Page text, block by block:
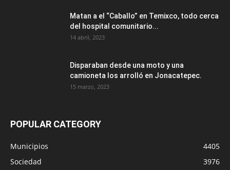
Matan a el “Caballo” en Temixco, todo cerca
del hospital comunitario...
14 abril, 2023
Disparaban desde una moto y una
camioneta los arrolló en Jonacatepec.
15 marzo, 2023
POPULAR CATEGORY
Municipios
4405
Sociedad
3976